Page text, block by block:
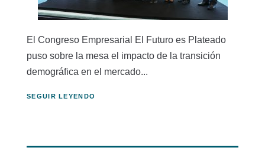
El Congreso Empresarial El Futuro es Plateado
puso sobre la mesa el impacto de la transición
demográfica en el mercado...
SEGUIR LEYENDO